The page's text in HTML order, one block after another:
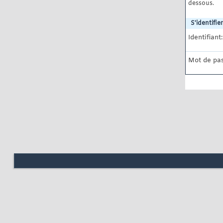
dessous.
S'identifier
Identifiant:
Mot de